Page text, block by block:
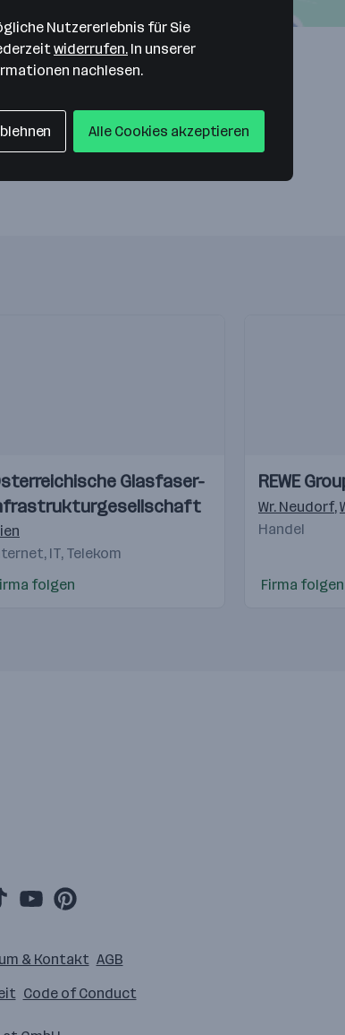
,Lannach,Traiskirchen,Alberdorf,Ilz ,Graz,
Elsbethen/Glasenbach,Deutschland
Wien
Glasfaser-
IT, Telekom
folgen
Videos
Einblicke
Einblicke
REWE
Wr. Neudorf,
Handel
Firma folgen
& Kontakt AGB
Code of Conduct
Nutzererlebnis für Sie
widerrufen. In unserer
nachlesen.
Alle Cookies akzeptieren